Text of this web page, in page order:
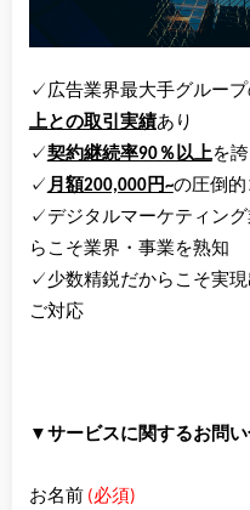
✓広告業界最大手グループ
上との取引実績あり
✓契約継続率90％以上を
✓ 月額200,000円~の圧倒
✓デジタルマーケティン
らこそ業界・事業を熟知
✓少数精鋭だからこそ実現
ご対応
▼サービスに関するお問
お名前 (必須)